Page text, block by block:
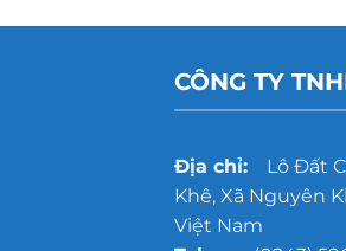
CÔNG TY
Địa chỉ:Lô Đất
Khê, Xã Nguyên
Việt Nam